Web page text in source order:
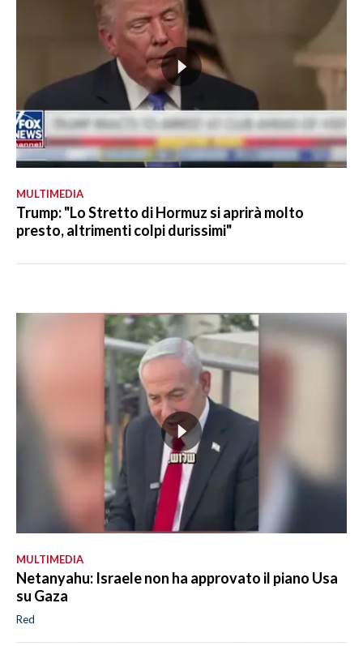
MULTIMEDIA
Trump: "Lo Stretto di Hormuz si aprirà molto
presto, altrimenti colpi durissimi"
MULTIMEDIA
Netanyahu: Israele non ha approvato il piano Usa
su Gaza
Red